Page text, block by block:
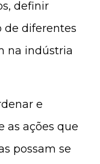
definir
de diferentes
na indústria
e
as ações que
possam se